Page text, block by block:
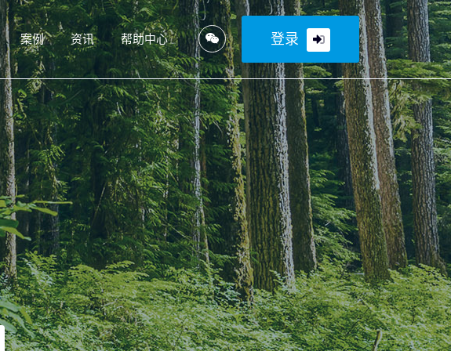
案例 资讯 帮助中心 登录